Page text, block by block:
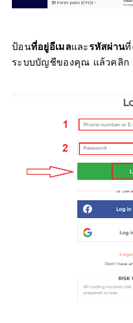
ป้อนที่อยู่อีเมลและรหัสผ่านที่
ระบบบัญชีของคุณ แล้วคลิก